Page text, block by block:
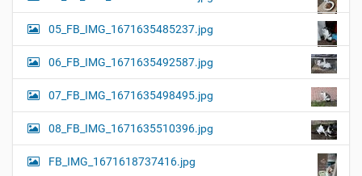
05_FB_IMG_1671635485237.jpg
06_FB_IMG_1671635492587.jpg
07_FB_IMG_1671635498495.jpg
08_FB_IMG_1671635510396.jpg
FB_IMG_1671618737416.jpg